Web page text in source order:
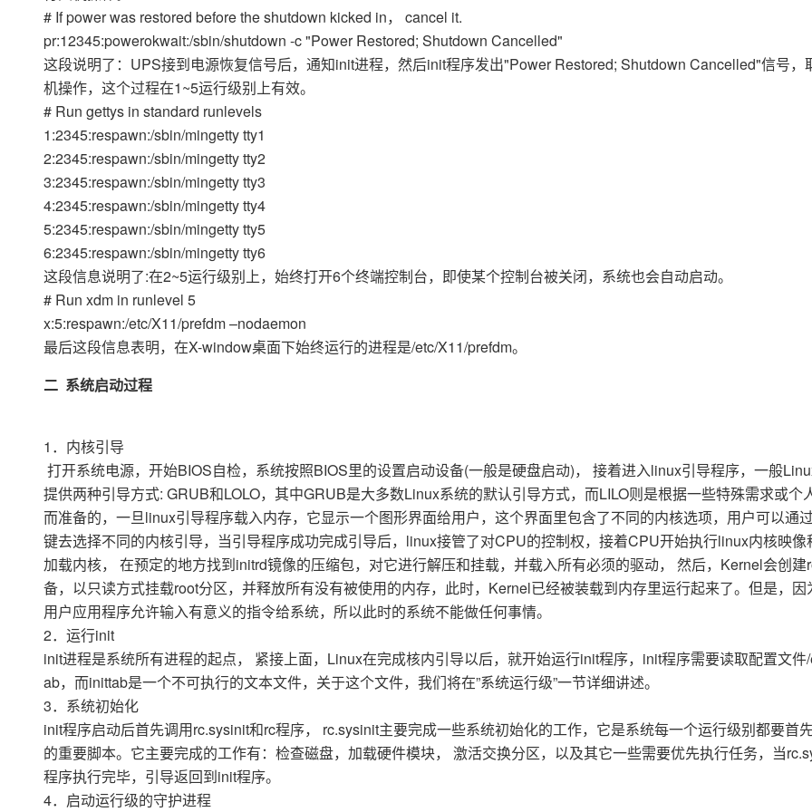
# If power was restored before the shutdown kicked in， cancel it.
pr:12345:powerokwait:/sbin/shutdown -c "Power Restored; Shutdown Cancelled"
这段说明了：UPS接到电源恢复信号后，通知init进程，然后init程序发出"Power Restored; Shutdown Cancelled"信号，
机操作，这个过程在1~5运行级别上有效。
# Run gettys in standard runlevels
1:2345:respawn:/sbin/mingetty tty1
2:2345:respawn:/sbin/mingetty tty2
3:2345:respawn:/sbin/mingetty tty3
4:2345:respawn:/sbin/mingetty tty4
5:2345:respawn:/sbin/mingetty tty5
6:2345:respawn:/sbin/mingetty tty6
这段信息说明了:在2~5运行级别上，始终打开6个终端控制台，即使某个控制台被关闭，系统也会自动启动。
# Run xdm in runlevel 5
x:5:respawn:/etc/X11/prefdm –nodaemon
最后这段信息表明，在X-window桌面下始终运行的进程是/etc/X11/prefdm。
二 系统启动过程
1．内核引导
打开系统电源，开始BIOS自检，系统按照BIOS里的设置启动设备(一般是硬盘启动)， 接着进入linux引导程序，一般
提供两种引导方式: GRUB和LOLO，其中GRUB是大多数Linux系统的默认引导方式，而LILO则是根据一些特殊需求或个
而准备的，一旦linux引导程序载入内存，它显示一个图形界面给用户，这个界面里包含了不同的内核选项，用户可以通
键去选择不同的内核引导，当引导程序成功完成引导后，linux接管了对CPU的控制权，接着CPU开始执行linux内核映像
加载内核， 在预定的地方找到initrd镜像的压缩包，对它进行解压和挂载，并载入所有必须的驱动， 然后，Kernel会创建
备，以只读方式挂载root分区，并释放所有没有被使用的内存，此时，Kernel已经被装载到内存里运行起来了。但是，因
用户应用程序允许输入有意义的指令给系统，所以此时的系统不能做任何事情。
2．运行init
init进程是系统所有进程的起点， 紧接上面，Linux在完成核内引导以后，就开始运行init程序，init程序需要读取配置文件
ab，而inittab是一个不可执行的文本文件，关于这个文件，我们将在”系统运行级”一节详细讲述。
3．系统初始化
init程序启动后首先调用rc.sysinit和rc程序， rc.sysinit主要完成一些系统初始化的工作，它是系统每一个运行级别都要首
的重要脚本。它主要完成的工作有：检查磁盘，加载硬件模块， 激活交换分区，以及其它一些需要优先执行任务，当
程序执行完毕，引导返回到init程序。
4．启动运行级的守护进程